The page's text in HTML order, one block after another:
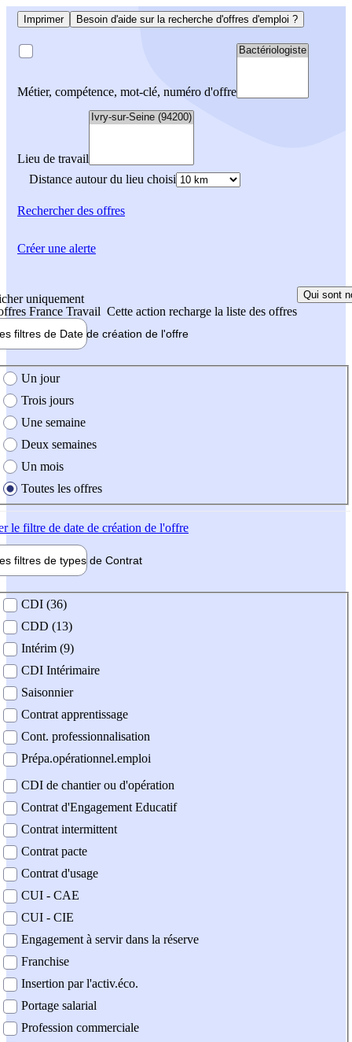
Imprimer Besoin d'aide sur la recherche d'offres d'emploi ?
Métier, compétence, mot-clé, numéro d'offre
Lieu de travail
Distance autour du lieu choisi
Rechercherdes offres
uniquement
France Travail Cette action recharge la liste des offres
Qui sont
filtres de Date de création de l'offre
création de l'offre
Un jour
Trois jours
Une semaine
Deux semaines
Un mois
Toutes les offres
le filtre de date de création de l'offre
filtres de types de Contrat
contrat
CDI (36)
CDD (13)
Intérim (9)
CDI Intérimaire
Saisonnier
Contrat apprentissage
Cont. professionnalisation
Prépa.opérationnel.emploi
CDI de chantier ou d'opération
Contrat d'Engagement Educatif
Contrat intermittent
Contrat pacte
Contrat d'usage
CUI - CAE
CUI - CIE
Engagement à servir dans la réserve
Franchise
Insertion par l'activ.éco.
Portage salarial
Profession commerciale
Créer une alerte